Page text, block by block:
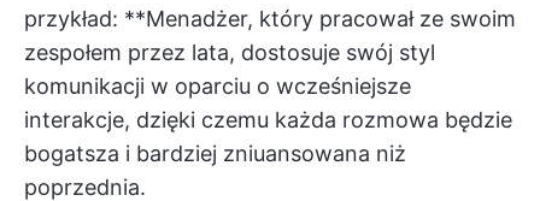
przykład: **Menadżer, który pracował ze swoim
zespołem przez lata, dostosuje swój styl
komunikacji w oparciu o wcześniejsze
interakcje, dzięki czemu każda rozmowa będzie
bogatsza i bardziej zniuansowana niż
poprzednia.